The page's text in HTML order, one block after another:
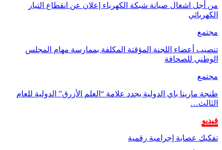
من أجل اشغال صيانة شبكة الكهرباء إعلان عن انقطاع التيار
الكهربائي
مجتمع
تنصيب أعضاء اللجنة المؤقتة المكلفة بممارسة مهام المجلس
الوطني للصحافة
مجتمع
طنجة مارينا باي الدولية يجدد علامة “العلم الأزرق” الدولية للعام
الثالث…
فيديو
تفكيك عصابة إجرامية رقمية